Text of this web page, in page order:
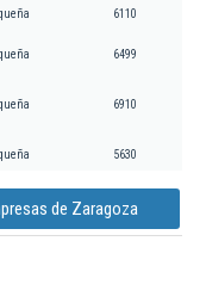
6110
6499
6910
5630
de Zaragoza